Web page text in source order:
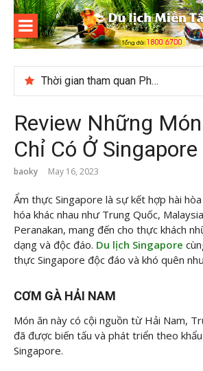
Skip
content
Cuối năm có nên đi du lịch Phú Quốc không?
Review Những
Chỉ Có Ở Singapore
baoky May 16, 2023
Ẩm thực Singapore là sự kết hợp hài
hóa khác nhau như Trung Quốc,
Peranakan, mang đến cho thực khách
dạng và độc đáo. Du lịch Singapore
thực Singapore độc đáo và khó quên
CƠM GÀ HẢI NAM
Món ăn này có cội nguồn từ Hải Nam,
đã được biến tấu và phát triển theo
Singapore.